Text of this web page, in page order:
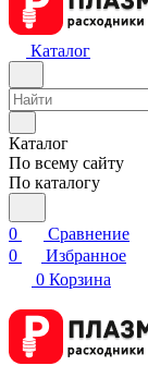
Каталог
Каталог
По всему сайту
По каталогу
0
Сравнение
0
Избранное
0 Корзина